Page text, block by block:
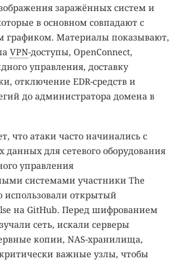
заражённых систем и
в основном совпадают с
графиком. Материалы показывают,
VPN-доступы, OpenConnect,
управления, доставку
отключение EDR-средств и
до администратора домена в
что атаки часто начинались с
для сетевого оборудования
управления
системами участники The
использовали открытый
на GitHub. Перед шифрованием
сеть, искали серверы
копии, NAS-хранилища,
важные узлы, чтобы